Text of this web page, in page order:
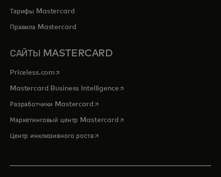
Тарифы Mastercard
Правила Mastercard
САЙТЫ MASTERCARD
Priceless.com opens in a new tab
Mastercard Business Intelligenceopens in a new tab
Разработчики Mastercardopens in a new tab
Маркетинговый центр Mastercardopens in a new tab
Центр инклюзивного ростаopens in a new tab